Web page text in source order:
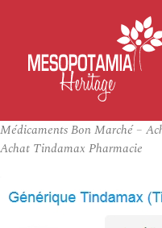
Médicaments Bon Marché –
Achat Tindamax Pharmacie